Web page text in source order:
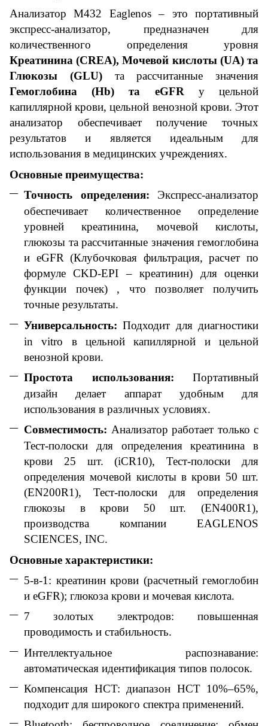
Анализатор M432 Eaglenos – это портативный
экспресс-анализатор, предназначен для
количественного определения уровня
Креатинина (CREA), Мочевой кислоты (UA) та
Глюкозы (GLU)та рассчитанные значения
Гемоглобина (Hb) та eGFR у цельной
капиллярной крови, цельной венозной крови. Этот
анализатор обеспечивает получение точных
результатов и является идеальным для
использования в медицинских учреждениях.
Основные преимущества:
Точность определения: Экспресс-анализатор
обеспечивает количественное определение
уровней креатинина, мочевой кислоты,
глюкозы та рассчитанные значения гемоглобина
и eGFR (Клубочковая фильтрация, расчет по
формуле CKD-EPI – креатинин) для оценки
функции почек) , что позволяет получить
точные результаты.
Универсальность: Подходит для диагностики
in vitro в цельной капиллярной и цельной
венозной крови.
Простота использования: Портативный
дизайн делает аппарат удобным для
использования в различных условиях.
Совместимость: Анализатор работает только с
Тест-полоски для определения креатинина в
крови 25 шт. (iCR10), Тест-полоски для
определения мочевой кислоты в крови 50 шт.
(EN200R1), Тест-полоски для определения
глюкозы в крови 50 шт. (EN400R1),
производства компании EAGLENOS
SCIENCES, INC.
Основные характеристики:
5-в-1: креатинин крови (расчетный гемоглобин
и eGFR); глюкоза крови и мочевая кислота.
7 золотых электродов: повышенная
проводимость и стабильность.
Интеллектуальное распознавание:
автоматическая идентификация типов полосок.
Компенсация HCT: диапазон HCT 10%–65%,
подходит для широкого спектра применений.